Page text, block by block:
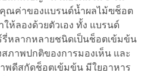
ณค่าของแบรนด์น้ำผลไม้ฃช็อต
ห้ลองด้วยตัวเอง ทั้ง แบรนด์
หลากหลายชนิดเป็นช็อตเข้มข้น
ภาพปกติของการมองเห็น และ
ดีสกัดช็อตเข้มข้น มีใยอาหาร